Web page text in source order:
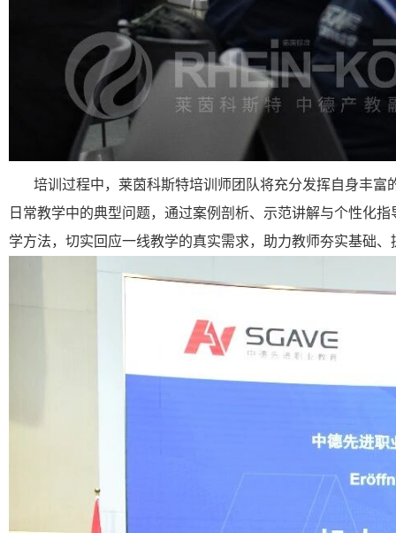
培训过程中，莱茵科斯特培训师团队将充分发挥自身丰
日常教学中的典型问题，通过案例剖析、示范讲解与个性化
学方法，切实回应一线教学的真实需求，助力教师夯实基础、